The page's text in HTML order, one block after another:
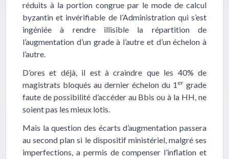
réduits à la portion congrue par le mode de calcul
byzantin et invérifiable de l’Administration qui s’est
ingéniée à rendre illisible la répartition de
l’augmentation d’un grade à l’autre et d’un échelon à
l’autre.
D’ores et déjà, il est à craindre que les 40% de
magistrats bloqués au dernier échelon du 1 er grade
faute de possibilité d’accéder au Bbis ou à la HH, ne
soient pas les mieux lotis.
Mais la question des écarts d’augmentation passera
au second plan si le dispositif ministériel, malgré ses
imperfections, a permis de compenser l’inflation et